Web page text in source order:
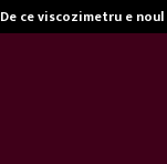
De ce viscozimetru e